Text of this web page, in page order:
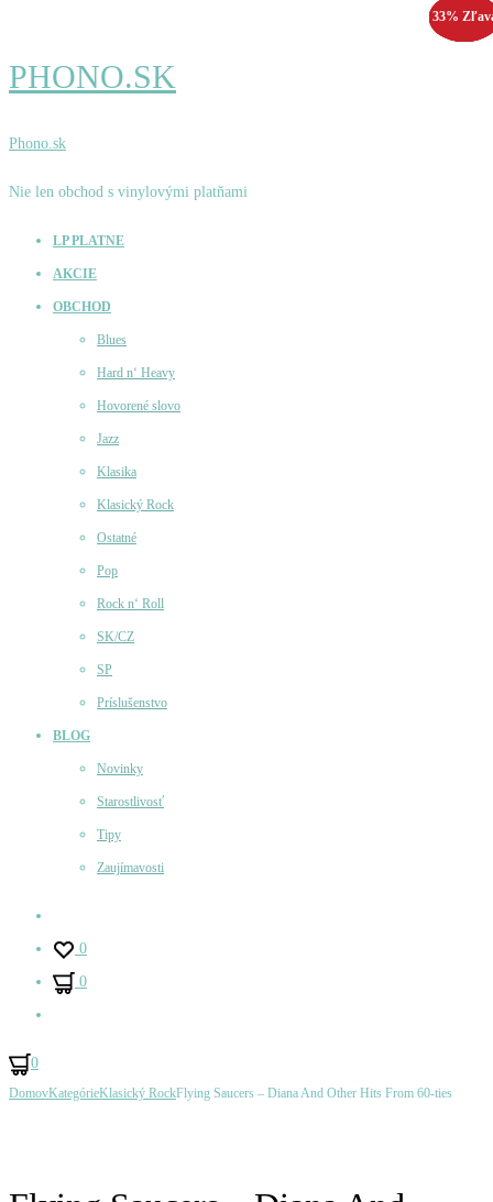
PHONO.SK
Phono.sk
Nie len obchod s vinylovými platňami
LP PLATNE
AKCIE
OBCHOD
Blues
Hard n‘ Heavy
Hovorené slovo
Jazz
Klasika
Klasický Rock
Ostatné
Pop
Rock n‘ Roll
SK/CZ
SP
Príslušenstvo
BLOG
Novinky
Starostlivosť
Tipy
Zaujímavosti
0
0
0
Ovládanie
Scorpions
Silver
Success
DomovKategórieKlasický RockFlying Saucers – Diana And Other Hits From 60-ties
33%
55%
25%
33%